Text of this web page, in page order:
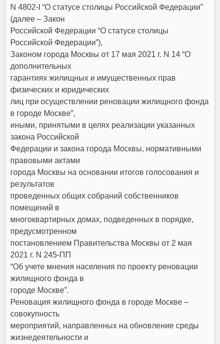
N 4802-I “О статусе столицы Российской Федерации”
(далее – Закон
Российской Федерации “О статусе столицы
Российской Федерации”),
Законом города Москвыот 17 мая 2021 г. N 14 “О
дополнительных
гарантиях жилищных и имущественных прав
физических и юридических
лиц при осуществлении реновации жилищного фонда
в городе Москве”,
иными, принятыми в целях реализации указанных
закона Российской
Федерации и закона города Москвы, нормативными
правовыми актами
города Москвы на основании итогов голосования и
результатов
проведенных общих собраний собственников
помещений в
многоквартирных домах, подведенных в порядке,
предусмотренном
постановлением Правительства Москвыот 2 мая
2021 г. N 245-ПП
“Об учете мнения населения по проекту реновации
жилищного фонда в
городе Москве”.
Реновация жилищного фонда в городе Москве –
совокупность
мероприятий, направленных на обновление среды
жизнедеятельности и